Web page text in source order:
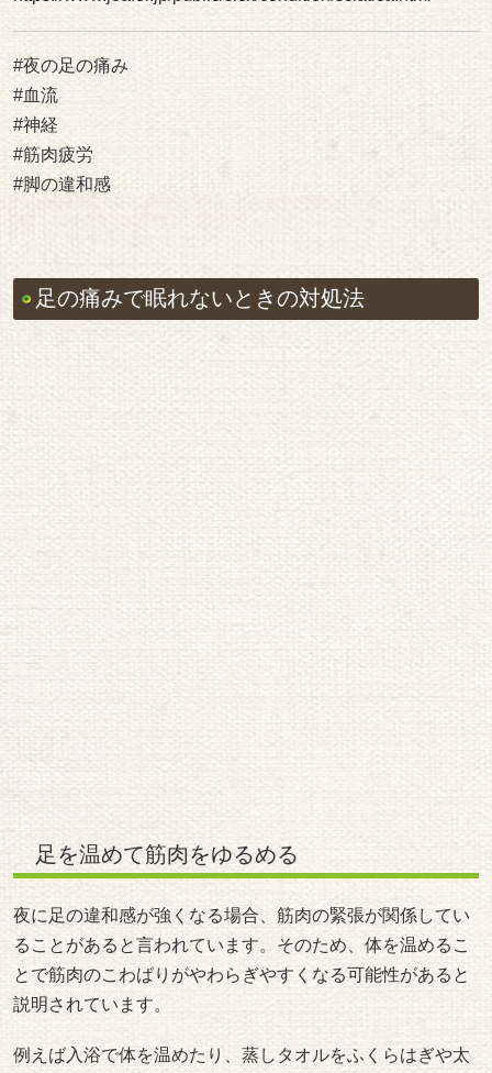
足を温めて筋肉をゆるめる
夜に足の違和感が強くなる場合、筋肉の緊張が関係してい
ることがあると言われています。そのため、体を温めるこ
とで筋肉のこわばりがやわらぎやすくなる可能性があると
説明されています。
例えば入浴で体を温めたり、蒸しタオルをふくらはぎや太
ももに当てたりする方法が紹介されています。温かさによ
って血流が促されやすくなり、筋肉の緊張が軽くなる場合
があると考えられています。
また、日中の活動によって足の筋肉に疲労が溜まっている
と、夜に違和感を感じやすくなることがあります。体を温
めてリラックスする時間を作ることで、筋肉の負担をやわ
らげるきっかけになる可能性があると言われています。
ただし、腫れや強い炎症がある場合には冷やす方法が紹介
されることもあるため、体の状態に合わせて無理のない方
法を選ぶことが大切だとされています。
引用元：
https://bit.ly/3S6hKxT
https://www.health.harvard.edu/pain/leg-pain-causes
https://www.joa.or.jp/public/sick/condition/sciatica.html